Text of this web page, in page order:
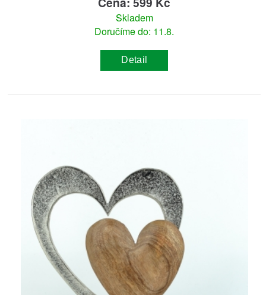
Skladem
Doručíme do: 11.8.
Detail